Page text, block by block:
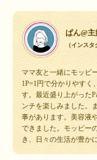
ぱん@
（インスタ
ママ友と一緒にモッピ
1P=1円で分かりやす
す。最近盛り上がった
ンチを楽しみました。
事があります。美容液
できました。モッピー
き、日々の生活が豊か